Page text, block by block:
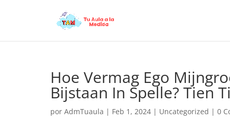
Hoe Vermag Ego
Bijstaan In Spelle? Tien
por AdmTuaula | Feb 1, 2024 | Uncategorized | 0